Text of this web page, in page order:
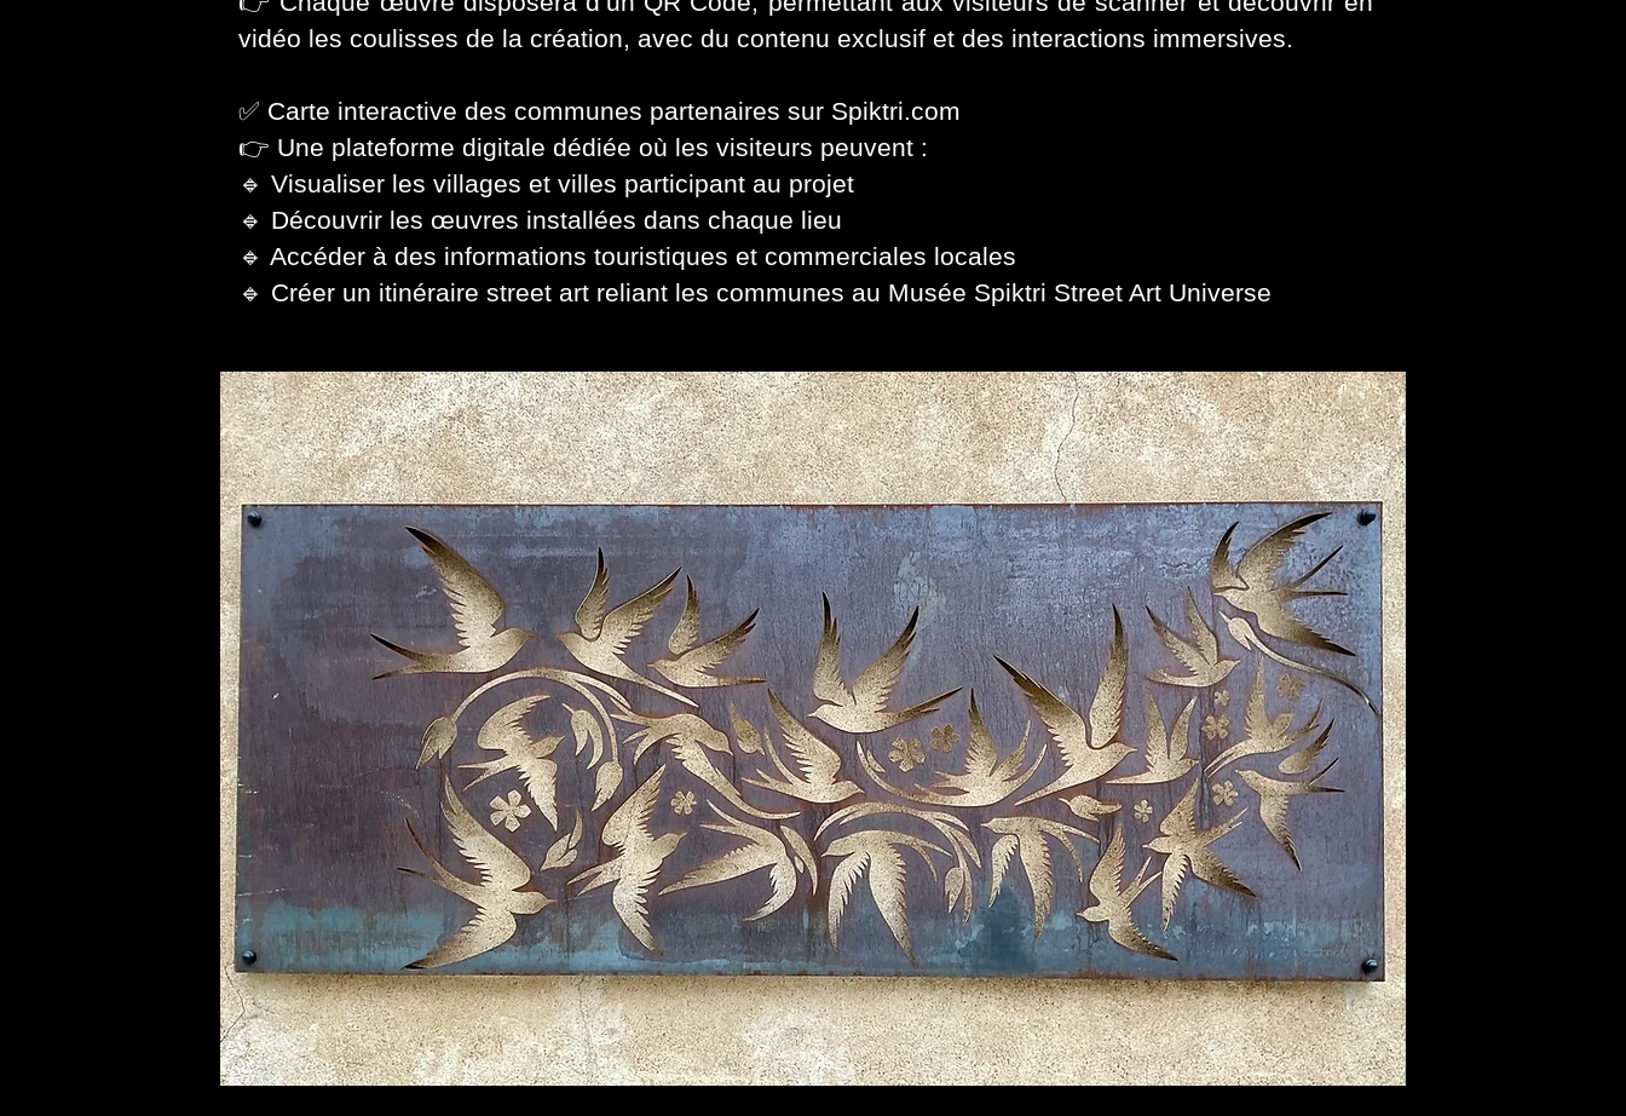
vidéo les coulisses de la création, avec du contenu exclusif et des interactions immersives.
✅ Carte interactive des communes partenaires sur Spiktri.com
👉 Une plateforme digitale dédiée où les visiteurs peuvent :
🔹 Visualiser les villages et villes participant au projet
🔹 Découvrir les œuvres installées dans chaque lieu
🔹 Accéder à des informations touristiques et commerciales locales
🔹 Créer un itinéraire street art reliant les communes au Musée Spiktri Street Art Universe